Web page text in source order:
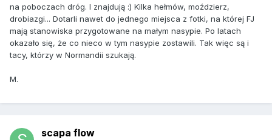
na poboczach dróg. I znajdują :) Kilka hełmów, moździerz,
drobiazgi... Dotarli nawet do jednego miejsca z fotki, na której FJ
mają stanowiska przygotowane na małym nasypie. Po latach
okazało się, że co nieco w tym nasypie zostawili. Tak więc są i
tacy, którzy w Normandii szukają.
M.
scapa flow